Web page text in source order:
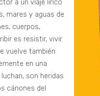
a un viaje lírico
mares y aguas de
cuerpos,
es resistir, vivir
vuelve también
en una
son heridas
cánones del